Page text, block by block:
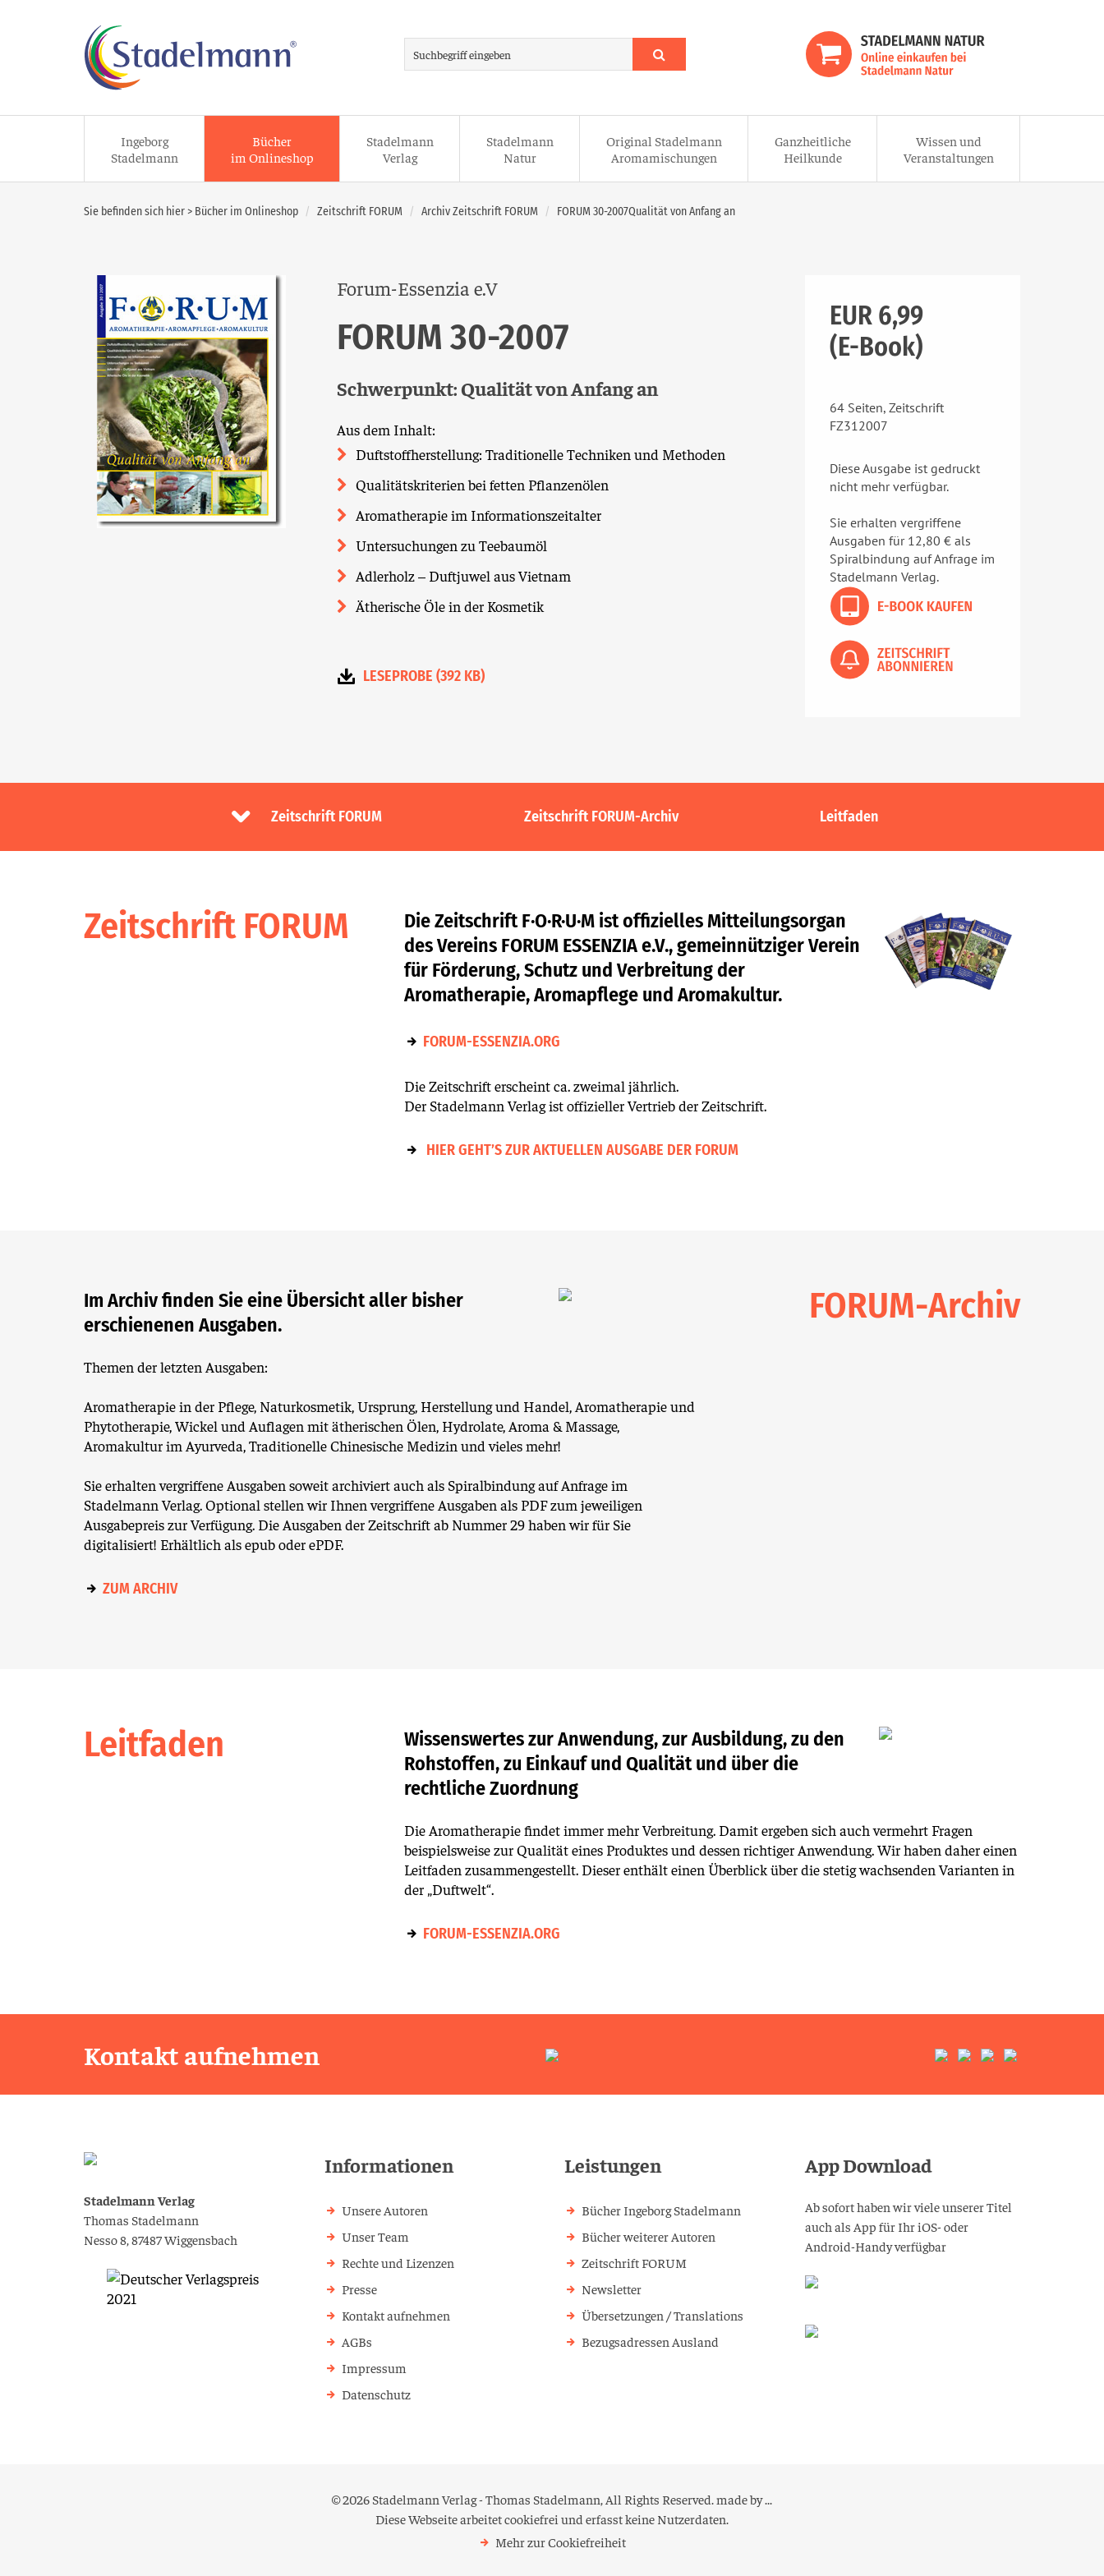
Ingeborg
Stadelmann
Bücher
im Onlineshop
Stadelmann
Verlag
Stadelmann
Natur
Original Stadelmann
Aromamischungen
Ganzheitliche
Heilkunde
Wissen und
Veranstaltungen
Sie befinden sich hier > Bücher im Onlineshop Zeitschrift FORUM Archiv Zeitschrift FORUM FORUM 30-2007Qualität von Anfang an
Forum-Essenzia e.V
FORUM 30-2007
Schwerpunkt: Qualität von Anfang an
Aus dem Inhalt:
Duftstoffherstellung: Traditionelle Techniken und Methoden
Qualitätskriterien bei fetten Pflanzenölen
Aromatherapie im Informationszeitalter
Untersuchungen zu Teebaumöl
Adlerholz – Duftjuwel aus Vietnam
Ätherische Öle in der Kosmetik
LESEPROBE (392 KB)
EUR 6,99
(E-Book)
64 Seiten, Zeitschrift
FZ312007
Diese Ausgabe ist gedruckt
nicht mehr verfügbar.
Sie erhalten vergriffene
Ausgaben für 12,80 € als
Spiralbindung auf Anfrage im
Stadelmann Verlag.
Zeitschrift FORUM Zeitschrift FORUM-Archiv Leitfaden
Zeitschrift FORUM
Die Zeitschrift F·O·R·U·M ist offizielles Mitteilungsorgan
des Vereins FORUM ESSENZIA e.V., gemeinnütziger Verein
für Förderung, Schutz und Verbreitung der
Aromatherapie, Aromapflege und Aromakultur.
FORUM-ESSENZIA.ORG
Die Zeitschrift erscheint ca. zweimal jährlich.
Der Stadelmann Verlag ist offizieller Vertrieb der Zeitschrift.
HIER GEHT’S ZUR AKTUELLEN AUSGABE DER FORUM
FORUM-Archiv
Im Archiv finden Sie eine Übersicht aller bisher
erschienenen Ausgaben.
Themen der letzten Ausgaben:
Aromatherapie in der Pflege, Naturkosmetik, Ursprung, Herstellung und Handel, Aromatherapie und
Phytotherapie, Wickel und Auflagen mit ätherischen Ölen, Hydrolate, Aroma & Massage,
Aromakultur im Ayurveda, Traditionelle Chinesische Medizin und vieles mehr!
Sie erhalten vergriffene Ausgaben soweit archiviert auch als Spiralbindung auf Anfrage im
Stadelmann Verlag. Optional stellen wir Ihnen vergriffene Ausgaben als PDF zum jeweiligen
Ausgabepreis zur Verfügung. Die Ausgaben der Zeitschrift ab Nummer 29 haben wir für Sie
digitalisiert! Erhältlich als epub oder ePDF.
ZUM ARCHIV
Leitfaden
Wissenswertes zur Anwendung, zur Ausbildung, zu den
Rohstoffen, zu Einkauf und Qualität und über die
rechtliche Zuordnung
Die Aromatherapie findet immer mehr Verbreitung. Damit ergeben sich auch vermehrt Fragen
beispielsweise zur Qualität eines Produktes und dessen richtiger Anwendung. Wir haben daher einen
Leitfaden zusammengestellt. Dieser enthält einen Überblick über die stetig wachsenden Varianten in
der „Duftwelt“.
FORUM-ESSENZIA.ORG
Kontakt aufnehmen
Stadelmann Verlag
Thomas Stadelmann
Nesso 8, 87487 Wiggensbach
Informationen
Unsere Autoren
Unser Team
Rechte und Lizenzen
Presse
Kontakt aufnehmen
AGBs
Impressum
Datenschutz
Leistungen
Bücher Ingeborg Stadelmann
Bücher weiterer Autoren
Zeitschrift FORUM
Newsletter
Übersetzungen / Translations
Bezugsadressen Ausland
App Download
Ab sofort haben wir viele unserer Titel
auch als App für Ihr iOS- oder
Android-Handy verfügbar
© 2026 Stadelmann Verlag - Thomas Stadelmann, All Rights Reserved.made by ...
Diese Webseite arbeitetcookiefrei und erfasst keine Nutzerdaten.
Mehr zur Cookiefreiheit